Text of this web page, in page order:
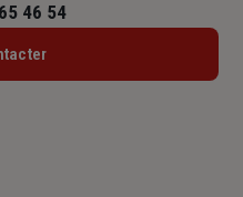
/ 14h – 18h
46 54